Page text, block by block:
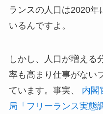
ランスの人口は2020年
いるんですよ。
しかし、人口が増える
率も高まり仕事がない
ています。事実、 内閣
局「フリーランス実態